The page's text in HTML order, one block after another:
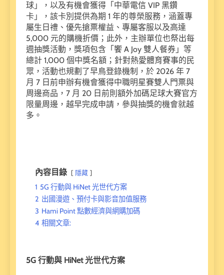
球」，以及有機會獲得「中華電信 VIP 黑鑽
卡」，該卡別提供為期 1 年的尊榮服務，涵蓋專
屬生日禮、優先搶票權益、專屬客服以及高達
5,000 元的購機折價；此外，主辦單位也祭出每
週抽獎活動，獎項包含「饗 A Joy 雙人餐券」等
總計 1,000 個中獎名額；針對熱愛體育賽事的民
眾，活動也規劃了早鳥登錄機制，於 2026 年 7
月 7 日前申辦有機會獲得中職明星賽雙人門票與
周邊商品，7 月 20 日前則額外加碼足球大賽官方
限量周邊，越早完成申請，參與抽獎的機會就越
多。
內容目錄 隱藏
1 5G 行動與 HiNet 光世代方案
2 出國漫遊、預付卡與影音加值服務
3 Hami Point 點數經濟與網購加碼
4 相關文章:
5G 行動與 HiNet 光世代方案